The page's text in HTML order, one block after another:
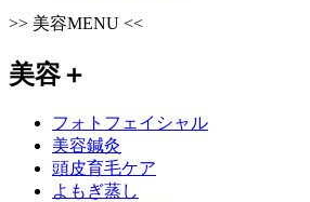
>> 美容MENU <<
美容＋
フォトフェイシャル
美容鍼灸
頭皮育毛ケア
よもぎ蒸し